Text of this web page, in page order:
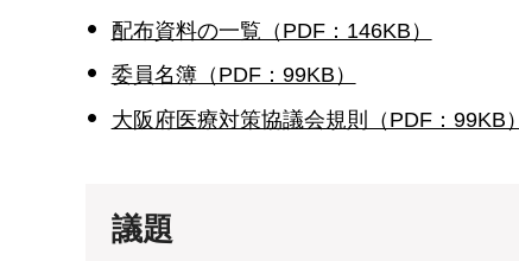
配布資料の一覧（PDF：146KB）
委員名簿（PDF：99KB）
大阪府医療対策協議会規則（PDF：99KB）
議題